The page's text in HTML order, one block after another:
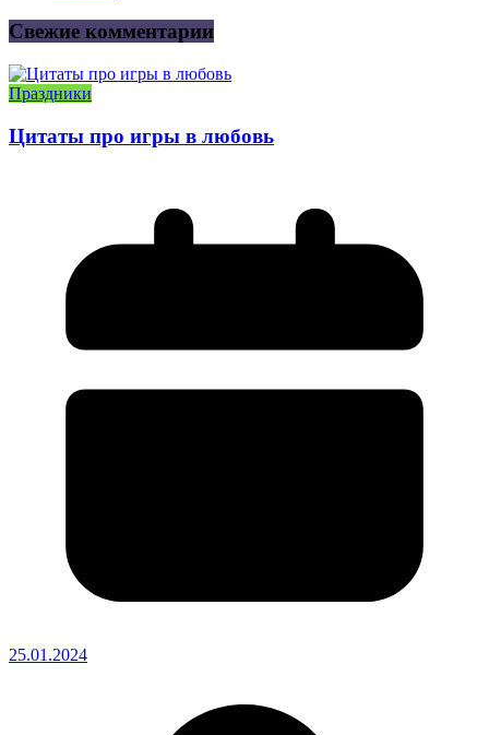
Свежие комментарии
Праздники
Цитаты про игры в любовь
25.01.2024